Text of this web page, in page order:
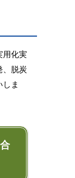
化実
、脱炭
ま